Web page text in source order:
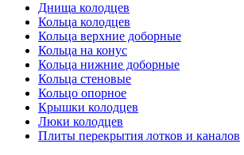
Днища колодцев
Кольца колодцев
Кольца верхние доборные
Кольца на конус
Кольца нижние доборные
Кольца стеновые
Кольцо опорное
Крышки колодцев
Люки колодцев
Плиты перекрытия лотков и каналов